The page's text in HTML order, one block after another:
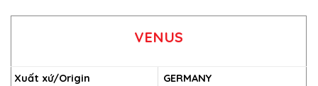
VENUS
Xuất xứ/Origin
GERMANY